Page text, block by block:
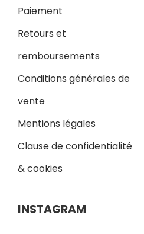
Paiement
Retours et
remboursements
Conditions générales de
vente
Mentions légales
Clause de confidentialité
& cookies
INSTAGRAM